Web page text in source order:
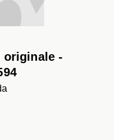
originale -